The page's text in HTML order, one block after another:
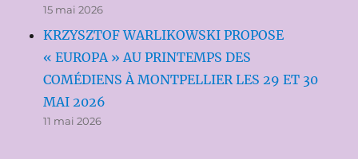
15 mai 2026
KRZYSZTOF WARLIKOWSKI PROPOSE
« EUROPA » AU PRINTEMPS DES
COMÉDIENS À MONTPELLIER LES 29 ET 30
MAI 2026
11 mai 2026